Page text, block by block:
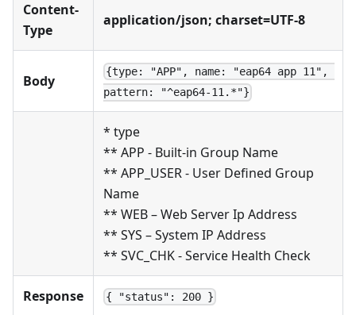
Content-
Type
application/json; charset=UTF-8
Body
{type: "APP", name: "eap64 app 11",
pattern: "^eap64-11.*"}
* type
** APP - Built-in Group Name
** APP_USER - User Defined Group
Name
** WEB – Web Server Ip Address
** SYS – System IP Address
** SVC_CHK - Service Health Check
Response { "status": 200 }